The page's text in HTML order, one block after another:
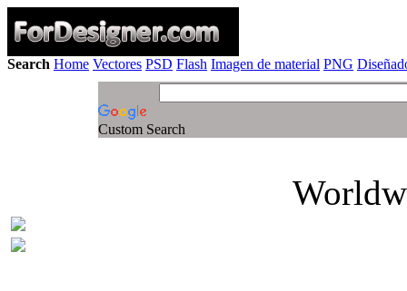
Search Home Vectores PSD Flash Imagen de material PNG
Custom Search